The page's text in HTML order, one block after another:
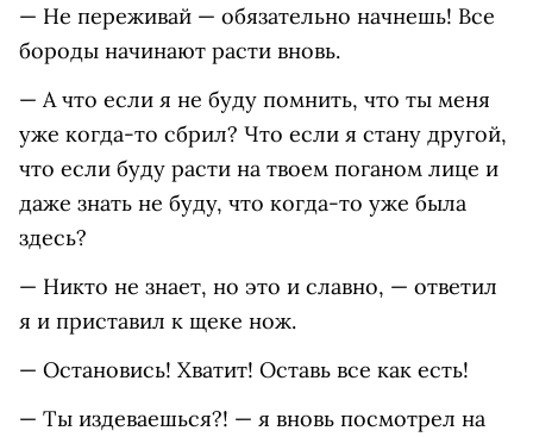
— Не переживай — обязательно начнешь! Все
бороды начинают расти вновь.
— А что если я не буду помнить, что ты меня
уже когда-то сбрил? Что если я стану другой,
что если буду расти на твоем поганом лице и
даже знать не буду, что когда-то уже была
здесь?
— Никто не знает, но это и славно, — ответил
я и приставил к щеке нож.
— Остановись! Хватит! Оставь все как есть!
— Ты издеваешься?! — я вновь посмотрел на